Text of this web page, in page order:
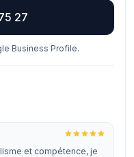
27
Business Profile.
et compétence, je